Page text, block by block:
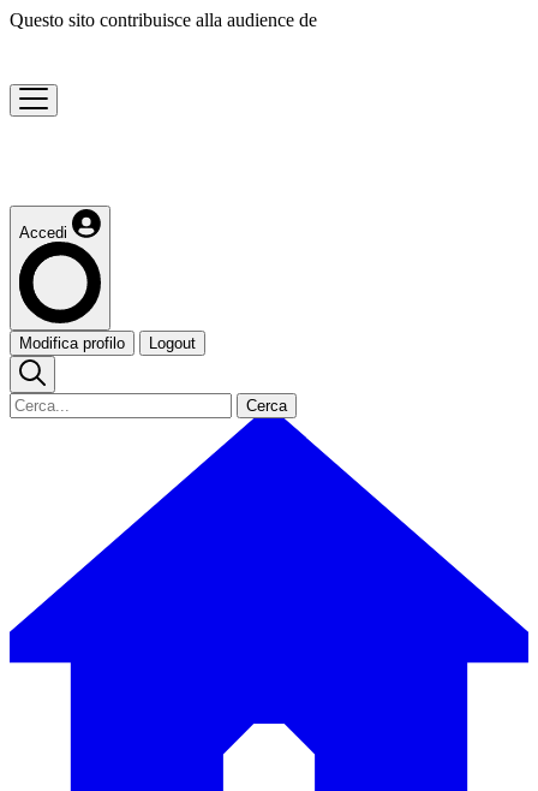
Questo sito contribuisce alla audience de
Accedi
Modifica profilo Logout
Cerca